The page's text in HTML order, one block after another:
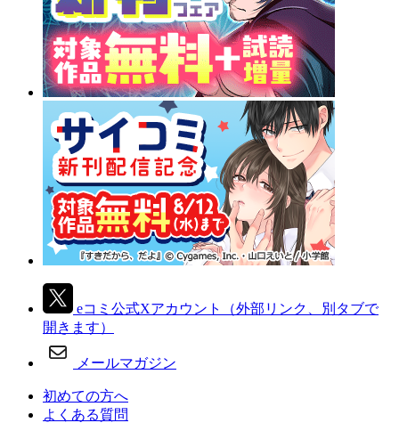
eコミ公式Xアカウント
（外部リンク、別タブで
開きます）
メールマガジン
初めての方へ
よくある質問